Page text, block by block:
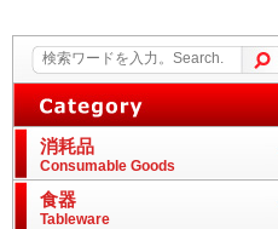
消耗品
Consumable Goods
食器
Tableware